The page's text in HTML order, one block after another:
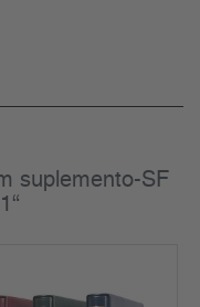
suplemento-SF